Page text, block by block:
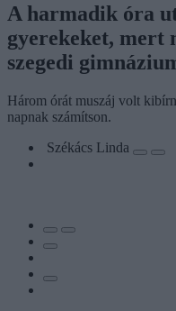
A harmadik óra
gyerekeket, mert
szegedi
Három órát muszáj volt
napnak számítson.
Székács Linda